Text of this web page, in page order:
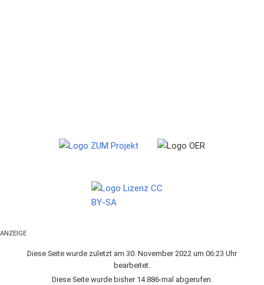
ANZEIGE
Diese Seite wurde zuletzt am 30. November 2022 um 06:23 Uhr
bearbeitet.
Diese Seite wurde bisher 14.886-mal abgerufen.